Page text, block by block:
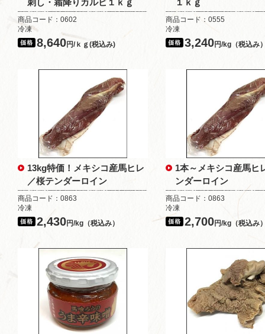
刺し・霜降りカルビ１ｋｇ
商品コード：0602
冷凍
8,640円/ｋｇ(税込み)
１ｋｇ
商品コード：0555
冷凍
3,240円/kg（税込み
13kg特価！メキシコ産馬ヒレ
／桜テンダーロイン
商品コード：0863
冷凍
2,430円/kg（税込み）
1本～メキシコ産馬ヒ
ンダーロイン
商品コード：0863
冷凍
2,700円/kg（税込み